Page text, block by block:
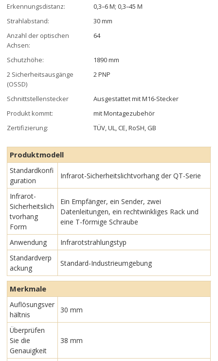
Erkennungsdistanz:
0,3–6 M; 0,3–45 M
Strahlabstand:
30 mm
Anzahl der optischen
Achsen:
64
Schutzhöhe:
1890 mm
2 Sicherheitsausgänge
(OSSD)
2 PNP
Schnittstellenstecker
Ausgestattet mit M16-Stecker
Produkt kommt:
mit Montagezubehör
Zertifizierung:
TÜV, UL, CE, RoSH, GB
Produktmodell
Standardkonfi
guration
Infrarot-Sicherheitslichtvorhang der QT-Serie
Infrarot-
Sicherheitslich
tvorhang
Form
Ein Empfänger, ein Sender, zwei
Datenleitungen, ein rechtwinkliges Rack und
eine T-förmige Schraube
Anwendung
Infrarotstrahlungstyp
Standardverp
ackung
Standard-Industrieumgebung
Merkmale
Auflösungsver
hältnis
30 mm
Überprüfen
Sie die
Genauigkeit
38 mm